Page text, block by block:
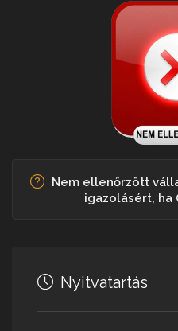
Nem ellenőrzött
igazolásért, ha
Nyitvatartás